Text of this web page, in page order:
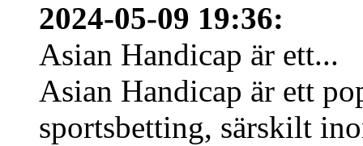
2024-05-09 19:36:
Asian Handicap är ett...
Asian Handicap är ett
sportsbetting, särskilt